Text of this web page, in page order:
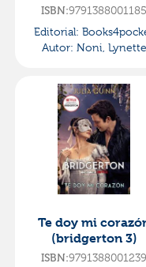
ISBN:9791388001185
Editorial:
Autor: Noni, Lynette
Te doy mi
(bridgerton 3)
ISBN:9791388001239